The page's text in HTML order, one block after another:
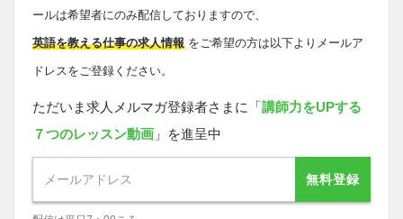
ールは希望者にのみ配信しておりますので、
英語を教える仕事の求人情報 をご希望の方は以下よりメールア
ドレスをご登録ください。
ただいま求人メルマガ登録者さまに「講師力をUPする
７つのレッスン動画 」を進呈中
無料登録